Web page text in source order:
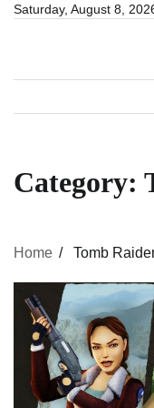
SkipSaturday, August 8,
Category:
Home Tomb